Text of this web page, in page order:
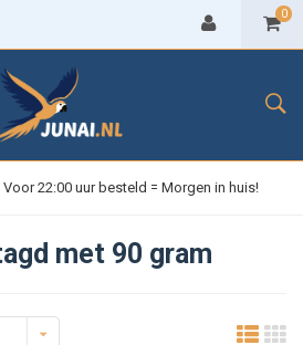
0
22:00 uur besteld = Morgen in huis!
met 90 gram